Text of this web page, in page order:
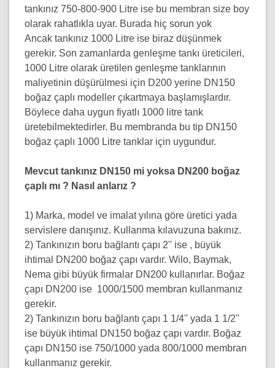
tankınız 750-800-900 Litre ise bu membran size boy
olarak rahatlıkla uyar. Burada hiç sorun yok
Ancak tankınız 1000 Litre ise biraz düşünmek
gerekir. Son zamanlarda genleşme tankı üreticileri,
1000 Litre olarak üretilen genleşme tanklarının
maliyetinin düşürülmesi için D200 yerine DN150
boğaz çaplı modeller çıkartmaya başlamışlardır.
Böylece daha uygun fiyatlı 1000 litre tank
üretebilmektedirler. Bu membranda bu tip DN150
boğaz çaplı 1000 Litre tanklar için uygundur.
Mevcut tankınız DN150 mi yoksa DN200 boğaz
çaplı mı ? Nasıl anlarız ?
1) Marka, model ve imalat yılına göre üretici yada
servislere danışınız. Kullanma kılavuzuna bakınız.
2) Tankınızın boru bağlantı çapı 2'' ise , büyük
ihtimal DN200 boğaz çapı vardır. Wilo, Baymak,
Nema gibi büyük firmalar DN200 kullanırlar. Boğaz
çapı DN200 ise 1000/1500 membran kullanmanız
gerekir.
2) Tankınızın boru bağlantı çapı 1 1/4'' yada 1 1/2''
ise büyük ihtimal DN150 boğaz çapı vardır. Boğaz
çapı DN150 ise 750/1000 yada 800/1000 membran
kullanmanız gerekir.